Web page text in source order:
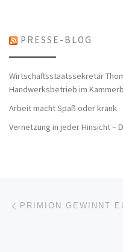
PRESSE-BLOG
Wirtschaftsstaatssekretär
Handwerksbetrieb im
Arbeit macht Spaß oder krank
Vernetzung in jeder Hinsicht –